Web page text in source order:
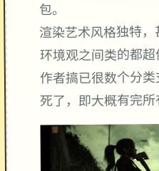
包。
渲染艺术风格独特
环境观之间类的都超
作者搞已很数个分
死了，即大概有完所